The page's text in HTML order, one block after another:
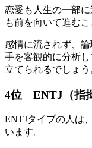
恋愛も人生の一部
も前を向いて進むこ
感情に流されず、
手を客観的に分析
立てられるでしょう
4位 ENTJ（指
ENTJタイプの人は
います。